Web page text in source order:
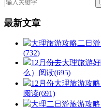
最新文章
大理旅游攻略二日
(732)
12月份去大理旅游
么） 阅读(695)
12月份大理旅游攻
阅读(691)
大理二日游旅游攻